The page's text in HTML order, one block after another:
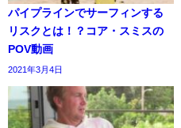
パイプラインでサーフィンする
リスクとは！？コア・スミスの
POV動画
2021年3月4日